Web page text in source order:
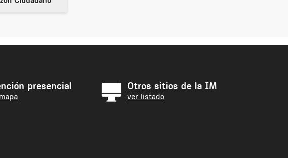
presencial Otros sitios de la IM
ver listado